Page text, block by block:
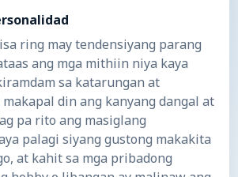
ring may tendensiyang parang
ang mga mithiin niya kaya
sa katarungan at
din ang kanyang dangal at
pa rito ang masiglang
palagi siyang gustong makakita
at kahit sa mga pribadong